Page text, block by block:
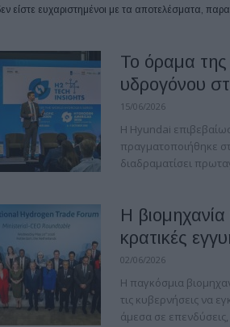
είστε ευχαριστημένοι με τα αποτελέσματα,
Το όραμα της
υδρογόνου
15/06/2026
Η Hyundai
πραγματοποιήθηκε
διαδραματίσει
Η βιομηχανία
κρατικές
02/06/2026
Η παγκόσμια
τις κυβερνήσεις να
άμεσα σε